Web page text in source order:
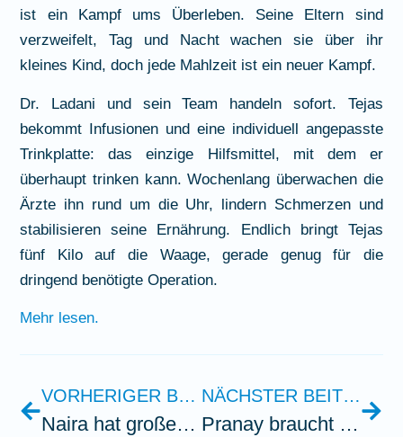
ist ein Kampf ums Überleben. Seine Eltern sind
verzweifelt, Tag und Nacht wachen sie über ihr
kleines Kind, doch jede Mahlzeit ist ein neuer Kampf.
Dr. Ladani und sein Team handeln sofort. Tejas
bekommt Infusionen und eine individuell angepasste
Trinkplatte: das einzige Hilfsmittel, mit dem er
überhaupt trinken kann. Wochenlang überwachen die
Ärzte ihn rund um die Uhr, lindern Schmerzen und
stabilisieren seine Ernährung. Endlich bringt Tejas
fünf Kilo auf die Waage, gerade genug für die
dringend benötigte Operation.
Mehr lesen.
VORHERIGER BEITRAG
Naira hat große Schmerzen
NÄCHSTER BEITRAG
Pranay braucht unsere Hilfe